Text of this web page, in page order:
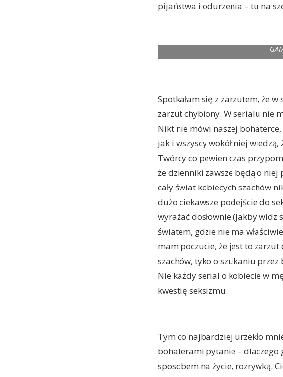
pijaństwa i odurzenia – tu na
Spotkałam się z zarzutem, że
zarzut chybiony. W serialu nie
Nikt nie mówi naszej
jak i wszyscy wokół niej
Twórcy co pewien czas
że dzienniki zawsze będą o niej
cały świat kobiecych szachów
dużo ciekawsze podejście do
wyrażać dosłownie (jakby widz
światem, gdzie nie ma
mam poczucie, że jest to zarzut
szachów, tyko o szukaniu przez
Nie każdy serial o kobiecie w
kwestię seksizmu.
Tym co najbardziej urzekło
bohaterami pytanie – dlaczego
sposobem na życie, rozrywką.